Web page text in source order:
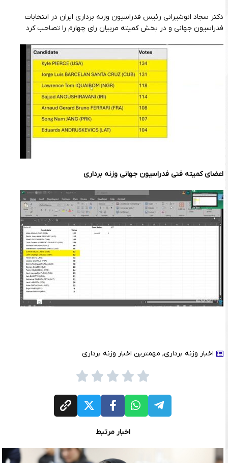
دکتر سجاد انوشیرانی رئیس فدراسیون وزنه برداری ایران در انتخابات
فدراسیون جهانی و در بخش کمیته مربیان رای چهارم را تصاحب کرد
اعضای کمیته فنی فدراسیون جهانی وزنه برداری
اخبار وزنه برداری, مهمترین اخبار وزنه برداری
اخبار مرتبط